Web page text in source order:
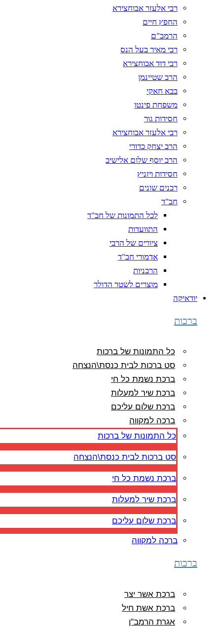
רבי אלעזר אבוחצירא
החפץ חיים
הרמב"ם
רבי מאיר בעל הנס
רבי דוד אבוחצירא
הרב שטיינמן
בבא חאקי
משפחת פינטו
חסידות גור
רבי אלעזר אבוחצירא
הרב יצחק כדורי
הרב יוסף שלום אלישיב
חסידות ויזניץ
רבנים שונים
חב"ד
לכל התמונות של חב"ד
התוועדות
ציורים של הרבי
אדמורי חב"ד
הרבניות
מוצרים לשטר הדולר
יודאיקה
כל התמונות של ברכות
סט ברכות לבית כנסת\הנצחה
ברכת נשמת כל חי
ברכת שיר למעלות
ברכת שלום עליכם
ברכה למקווה
כל התמונות של ברכות
סט ברכות לבית כנסת\הנצחה
ברכת נשמת כל חי
ברכת שיר למעלות
ברכת שלום עליכם
ברכה למקווה
ברכת אשר יצר
ברכת אשת חיל
אגרת הרמב"ן